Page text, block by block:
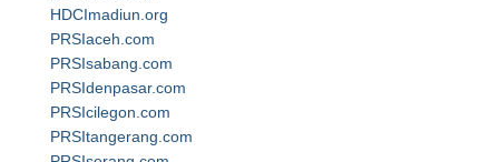
HDCImadiun.org
PRSIaceh.com
PRSIsabang.com
PRSIdenpasar.com
PRSIcilegon.com
PRSItangerang.com